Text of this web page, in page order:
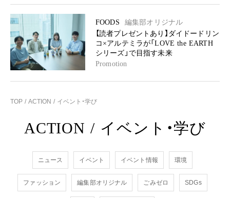
FOODS
編集部オリジナル
【読者プレゼントあり】ダイドードリン
コ×アルテミラが「LOVE the EARTH
シリーズ」で目指す未来
Promotion
TOP ACTION イベント・学び
ACTION/ イベント・学び
ニュース イベント イベント情報 環境
ファッション 編集部オリジナル ごみゼロ SDGs